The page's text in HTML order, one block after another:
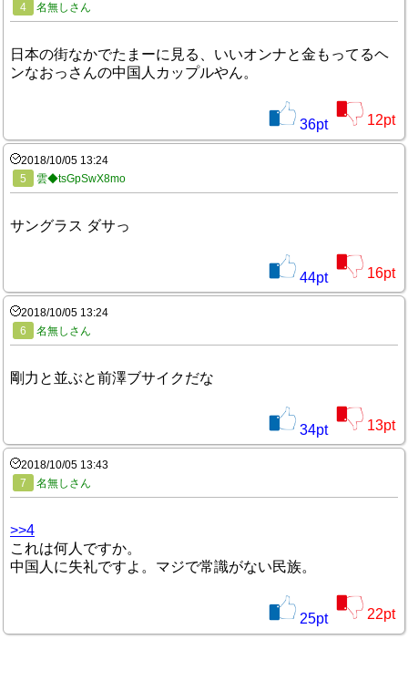
4
名無しさん
日本の街なかでたまーに見る、いいオンナと金もってるヘ
ンなおっさんの中国人カップルやん。
36pt 12pt
2018/10/05 13:24
5
雲◆tsGpSwX8mo
サングラス ダサっ
44pt 16pt
2018/10/05 13:24
6
名無しさん
剛力と並ぶと前澤ブサイクだな
34pt 13pt
2018/10/05 13:43
7
名無しさん
>>4
これは何人ですか。
中国人に失礼ですよ。マジで常識がない民族。
25pt 22pt